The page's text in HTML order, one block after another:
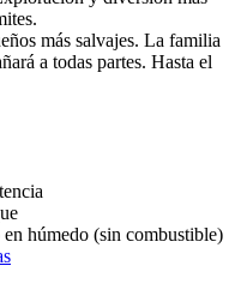
más salvajes. La familia
a todas partes. Hasta el
en húmedo (sin combustible)